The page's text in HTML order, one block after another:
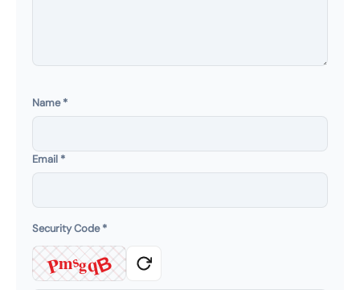
Name*
Email *
Security Code*
PmsgqB